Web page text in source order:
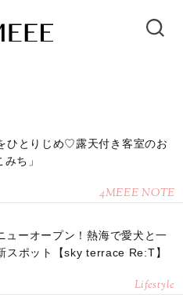
ひとりじめ♡露天付き客室のお
ち」
4MEEE NOTE
ューオープン！熱海で愛犬と一
スポット【sky terrace Re:T】
Lifestyle